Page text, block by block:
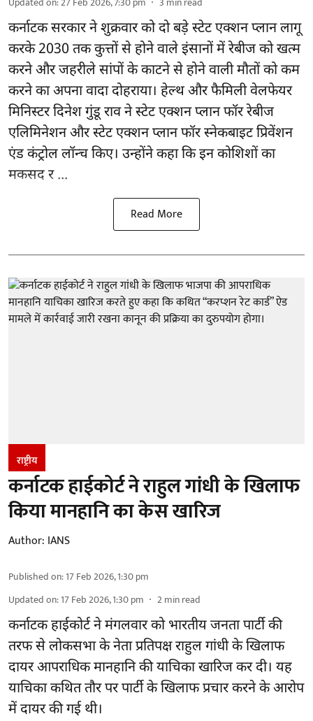
कर्नाटक सरकार ने शुक्रवार को दो बड़े स्टेट एक्शन प्लान लागू
करके 2030 तक कुत्तों से होने वाले इंसानों में रेबीज को खत्म
करने और जहरीले सांपों के काटने से होने वाली मौतों को कम
करने का अपना वादा दोहराया। हेल्थ और फैमिली वेलफेयर
मिनिस्टर दिनेश गुंडू राव ने स्टेट एक्शन प्लान फॉर रेबीज
एलिमिनेशन और स्टेट एक्शन प्लान फॉर स्नेकबाइट प्रिवेंशन
एंड कंट्रोल लॉन्च किए। उन्होंने कहा कि इन कोशिशों का
मकसद र ...
Read More
राष्ट्रीय
कर्नाटक हाईकोर्ट ने राहुल गांधी के खिलाफ
किया मानहानि का केस खारिज
Author: IANS
Published on:17 Feb 2026, 1:30 pm
Updated on:17 Feb 2026, 1:30 pm 2min read
कर्नाटक हाईकोर्ट ने मंगलवार को भारतीय जनता पार्टी की
तरफ से लोकसभा के नेता प्रतिपक्ष राहुल गांधी के खिलाफ
दायर आपराधिक मानहानि की याचिका खारिज कर दी। यह
याचिका कथित तौर पर पार्टी के खिलाफ प्रचार करने के आरोप
में दायर की गई थी।